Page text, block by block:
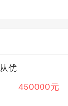
优
450000元